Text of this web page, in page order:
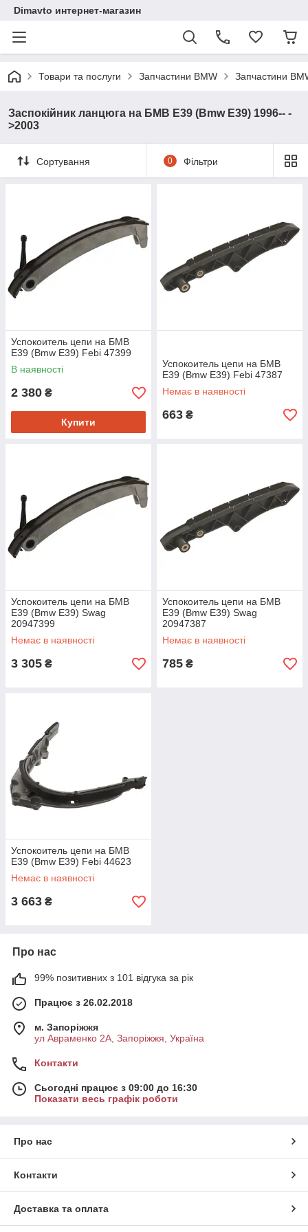
Dimavto интернет-магазин
Товари та послуги Запчастини BMW Запчастини
Заспокійник ланцюга на БМВ Е39 (Bmw E39) 1996-- -
>2003
Сортування 0 Фільтри
Успокоитель цепи на БМВ
Е39 (Bmw E39) Febi 47399
В наявності
2 380 ₴
Купити
Успокоитель цепи на БМВ
Е39 (Bmw E39) Febi 47387
Немає в наявності
663 ₴
Успокоитель цепи на БМВ
Е39 (Bmw E39) Swag
20947399
Немає в наявності
3 305 ₴
Успокоитель цепи на БМВ
Е39 (Bmw E39) Swag
20947387
Немає в наявності
785 ₴
Успокоитель цепи на БМВ
Е39 (Bmw E39) Febi 44623
Немає в наявності
3 663 ₴
Про нас
99% позитивних з 101 відгука за рік
Працює з 26.02.2018
м. Запоріжжя
ул Авраменко 2А, Запоріжжя, Україна
Контакти
Сьогодні працює з 09:00 до 16:30
Показати весь графік роботи
Про нас
Контакти
Доставка та оплата